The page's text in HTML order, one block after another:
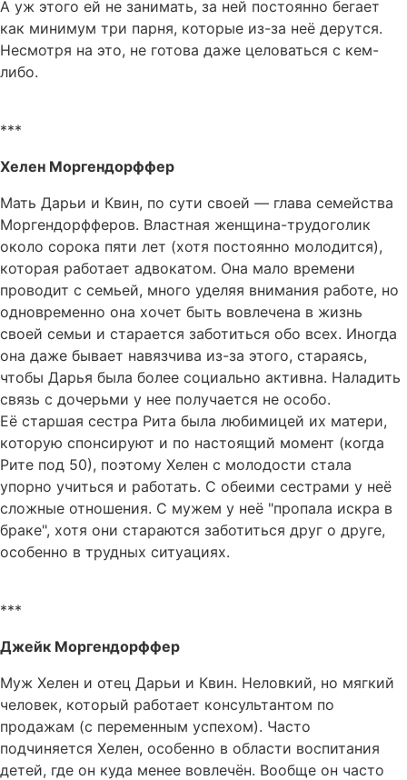
А уж этого ей не занимать, за ней постоянно бегает
как минимум три парня, которые из-за неё дерутся.
Несмотря на это, не готова даже целоваться с кем-
либо.
***
Хелен Моргендорффер
Мать Дарьи и Квин, по сути своей — глава семейства
Моргендорфферов. Властная женщина-трудоголик
около сорока пяти лет (хотя постоянно молодится),
которая работает адвокатом. Она мало времени
проводит с семьей, много уделяя внимания работе, но
одновременно она хочет быть вовлечена в жизнь
своей семьи и старается заботиться обо всех. Иногда
она даже бывает навязчива из-за этого, стараясь,
чтобы Дарья была более социально активна. Наладить
связь с дочерьми у нее получается не особо.
Её старшая сестра Рита была любимицей их матери,
которую спонсируют и по настоящий момент (когда
Рите под 50), поэтому Хелен с молодости стала
упорно учиться и работать. С обеими сестрами у неё
сложные отношения. С мужем у неё "пропала искра в
браке", хотя они стараются заботиться друг о друге,
особенно в трудных ситуациях.
***
Джейк Моргендорффер
Муж Хелен и отец Дарьи и Квин. Неловкий, но мягкий
человек, который работает консультантом по
продажам (с переменным успехом). Часто
подчиняется Хелен, особенно в области воспитания
детей, где он куда менее вовлечён. Вообще он часто